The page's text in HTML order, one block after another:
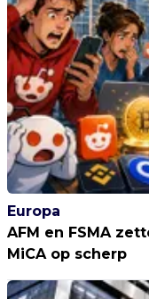
Europa
AFM en FSMA
MiCA op scherp